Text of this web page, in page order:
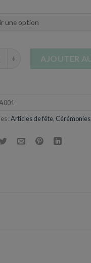
AJOUTER
:Articles de fête, Cérémonies